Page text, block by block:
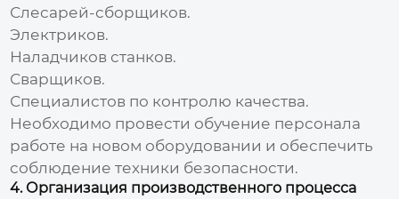
Слесарей-сборщиков.
Электриков.
Наладчиков станков.
Сварщиков.
Специалистов по контролю качества.
Необходимо провести обучение персонала
работе на новом оборудовании и обеспечить
соблюдение техники безопасности.
4. Организация производственного процесса